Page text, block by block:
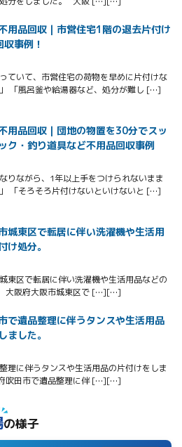
用品回収｜市営住宅1階の退去片付け
事例！
っていて、市営住宅の荷物を早めに片付けな
「風呂釜や給湯器など、処分が難し […]
用品回収｜団地の物置を30分でスッ
ク・釣り道具など不用品回収事例
なりながら、1年以上手をつけられないまま
「そろそろ片付けないといけないと […]
城東区で転居に伴い洗濯機や生活用
け処分。
東区で転居に伴い洗濯機や生活用品などの
大阪府大阪市城東区で […][…]
で遺品整理に伴うタンスや生活用品
ました。
理に伴うタンスや生活用品の片付けをしま
吹田市で遺品整理に伴 […][…]
の様子